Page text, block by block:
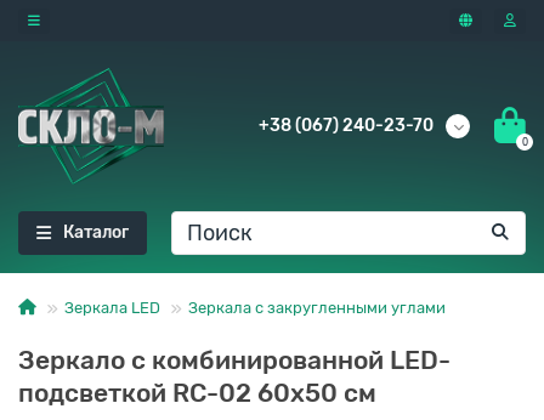
+38 (067) 240-23-70
0
Каталог
Зеркала LED Зеркала с закругленными углами
Зеркало с комбинированной LED-
подсветкой RC-02 60x50 см